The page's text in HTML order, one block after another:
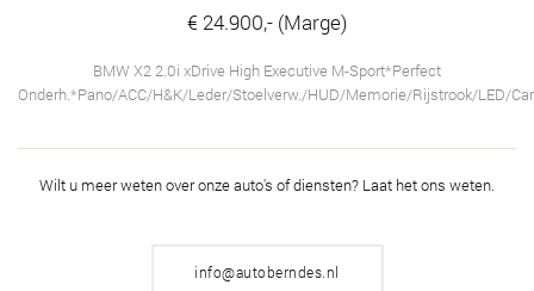
€ 24.900,- (Marge)
BMW X2 2.0i xDrive High Executive M-Sport*Perfect
Onderh.*Pano/ACC/H&K/Leder/Stoelverw./HUD/Memorie/Rijstrook/LED/
Wilt u meer weten over onze auto's of diensten? Laat het ons weten.
info@autoberndes.nl